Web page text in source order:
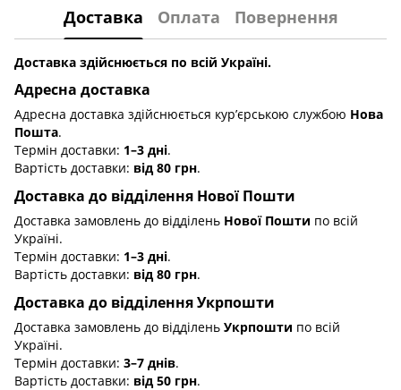
Доставка Оплата Повернення
Доставка здійснюється по всій Україні.
Адресна доставка
Адресна доставка здійснюється кур’єрською службою Нова
Пошта.
Термін доставки: 1–3 дні.
Вартість доставки: від 80 грн.
Доставка до відділення Нової Пошти
Доставка замовлень до відділень Нової Пошти по всій
Україні.
Термін доставки: 1–3 дні.
Вартість доставки: від 80 грн.
Доставка до відділення Укрпошти
Доставка замовлень до відділень Укрпошти по всій
Україні.
Термін доставки: 3–7 днів.
Вартість доставки: від 50 грн.